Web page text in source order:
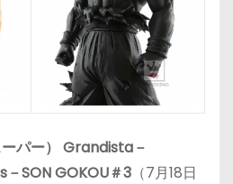
パー） Grandista－
SON GOKOU＃3 （7月18日